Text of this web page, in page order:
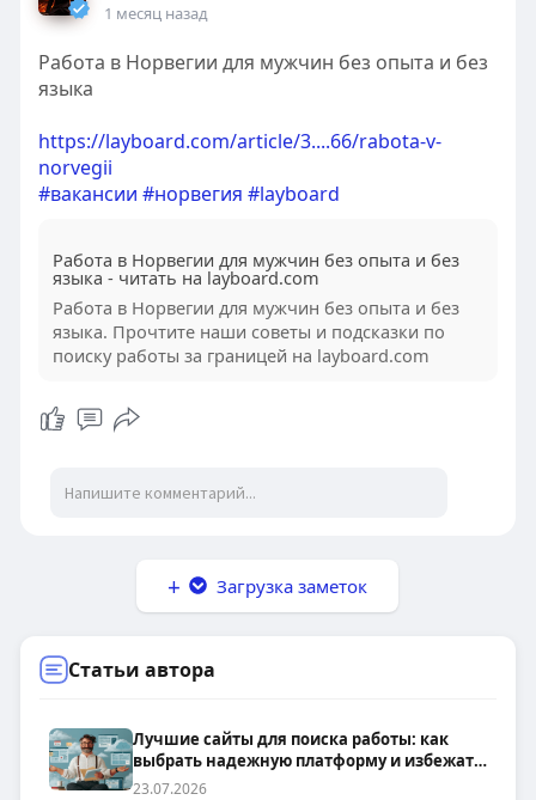
1 месяц назад
Работа в Норвегии для мужчин без опыта и без
языка
https://layboard.com/article/3....66/rabota-v-
norvegii
#вакансии #норвегия #layboard
Работа в Норвегии для мужчин без опыта и без
языка - читать на layboard.com
Работа в Норвегии для мужчин без опыта и без
языка. Прочтите наши советы и подсказки по
поиску работы за границей на layboard.com
Загрузка заметок
Статьи автора
Лучшие сайты для поиска работы: как
выбрать надежную платформу и избежать
мошенников
23.07.2026